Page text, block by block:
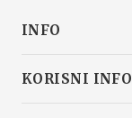
Hrvatska
Pon. - Pet.: 09h -
INFO
O nama
KORISNI INFO